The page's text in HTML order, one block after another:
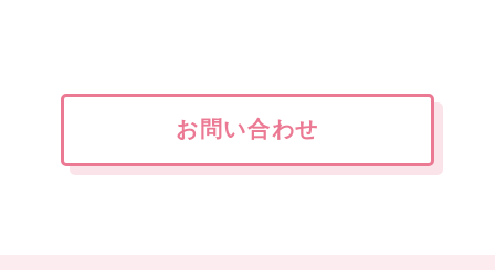
お問い合わせ